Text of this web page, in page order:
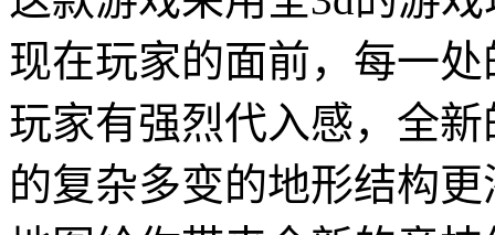
现在玩家的面前，每一
玩家有强烈代入感，全
的复杂多变的地形结构